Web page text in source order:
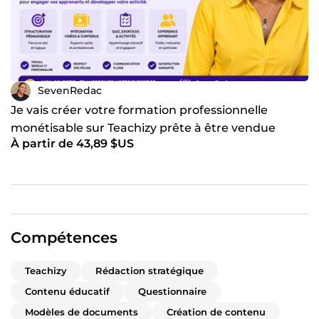
➡ Commerce international
➡ Bien-être & esthétique
➡ Management et gestion
💎POURQUOI TRAVAILLER AVEC MOI ?
✅ Approche pédagogique moderne et structurée
✅ Bonne maîtrise des référentiels RNCP
✅ Communication fluide et accompagnement
📌MA PRIORITE
SevenRedac
Je vais créer votre formation professionnelle
monétisable sur Teachizy prête à être vendue
À partir de 43,89 $US
Compétences
Teachizy
Rédaction stratégique
Contenu éducatif
Questionnaire
Modèles de documents
Création de contenu